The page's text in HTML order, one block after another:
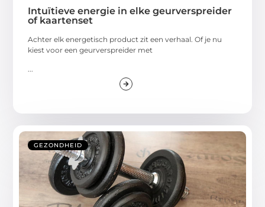
Intuïtieve energie in elke geurverspreider
of kaartenset
Achter elk energetisch product zit een verhaal. Of je nu
kiest voor een geurverspreider met
...
GEZONDHEID